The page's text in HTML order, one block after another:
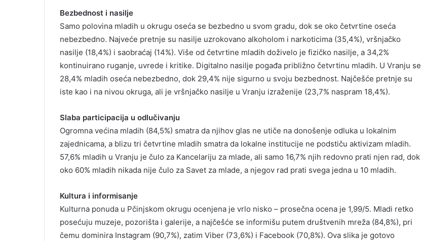
Bezbednost i nasilje
Samo polovina mladih u okrugu oseća se bezbedno u svom gradu, dok se oko četvrtine oseća
nebezbedno. Najveće pretnje su nasilje uzrokovano alkoholom i narkoticima (35,4%), vršnjačko
nasilje (18,4%) i saobraćaj (14%). Više od četvrtine mladih doživelo je fizičko nasilje, a 34,2%
kontinuirano ruganje, uvrede i kritike. Digitalno nasilje pogađa približno četvrtinu mladih. U Vranju se
28,4% mladih oseća nebezbedno, dok 29,4% nije sigurno u svoju bezbednost. Najčešće pretnje su
iste kao i na nivou okruga, ali je vršnjačko nasilje u Vranju izraženije (23,7% naspram 18,4%).
Slaba participacija u odlučivanju
Ogromna većina mladih (84,5%) smatra da njihov glas ne utiče na donošenje odluka u lokalnim
zajednicama, a blizu tri četvrtine mladih smatra da lokalne institucije ne podstiču aktivizam mladih.
57,6% mladih u Vranju je čulo za Kancelariju za mlade, ali samo 16,7% njih redovno prati njen rad, dok
oko 60% mladih nikada nije čulo za Savet za mlade, a njegov rad prati svega jedna u 10 mladih.
Kultura i informisanje
Kulturna ponuda u Pčinjskom okrugu ocenjena je vrlo nisko – prosečna ocena je 1,99/5. Mladi retko
posećuju muzeje, pozorišta i galerije, a najčešće se informišu putem društvenih mreža (84,8%), pri
čemu dominira Instagram (90,7%), zatim Viber (73,6%) i Facebook (70,8%). Ova slika je gotovo